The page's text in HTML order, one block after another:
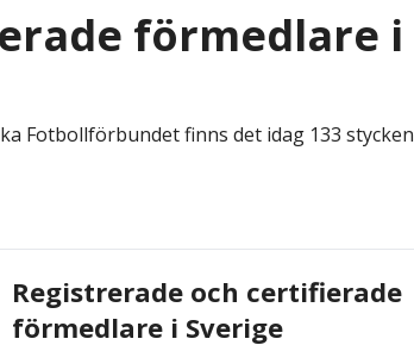
förmedlare i
Fotbollförbundet finns det idag 133 stycken
Registrerade och certifierade
förmedlare i Sverige